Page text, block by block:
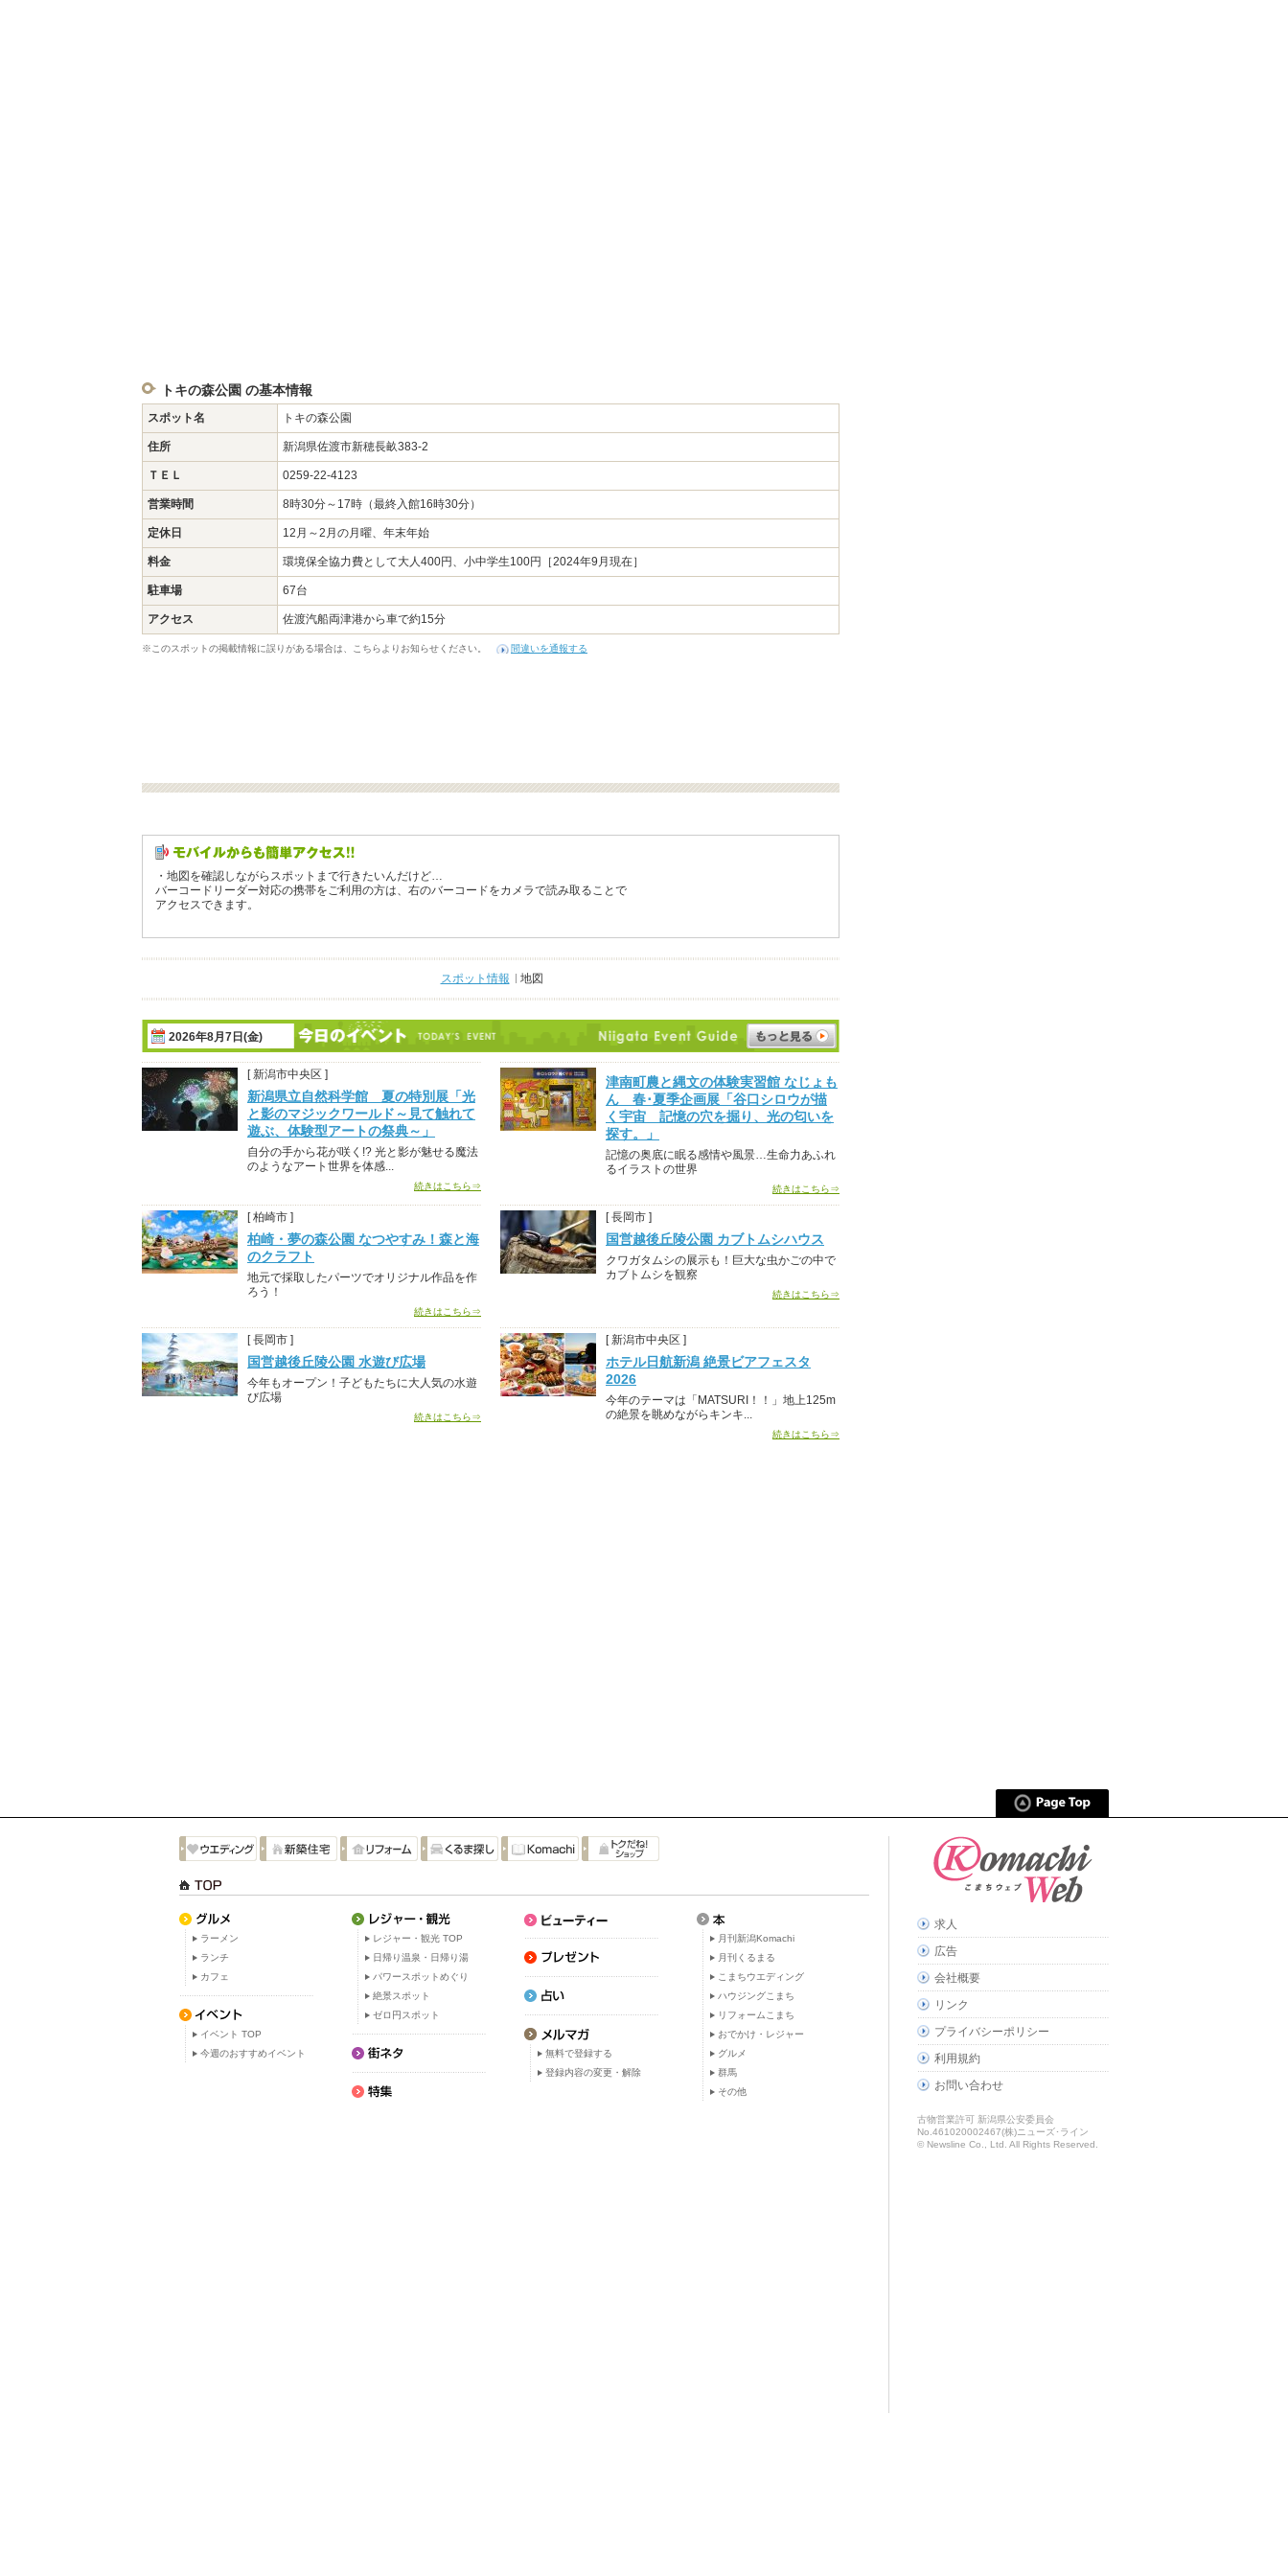
トキの森公園 の基本情報
スポット名 トキの森公園
住所 新潟県佐渡市新穂長畝383-2
ＴＥＬ 0259-22-4123
営業時間 8時30分～17時（最終入館16時30分）
定休日 12月～2月の月曜、年末年始
料金 環境保全協力費として大人400円、小中学生100円［2024年9月現在］
駐車場 67台
アクセス 佐渡汽船両津港から車で約15分
※このスポットの掲載情報に誤りがある場合は、こちらよりお知らせください。 間違いを通報する
・地図を確認しながらスポットまで行きたいんだけど…
バーコードリーダー対応の携帯をご利用の方は、右のバーコードをカメラで読み取ることで
アクセスできます。
スポット情報 地図
2026年8月7日(金)
[ 新潟市中央区 ]
新潟県立自然科学館 夏の特別展「光
と影のマジックワールド～見て触れて
遊ぶ、体験型アートの祭典～」
自分の手から花が咲く!? 光と影が魅せる魔法
のようなアート世界を体感...
続きはこちら⇒
津南町農と縄文の体験実習館 なじょも
ん 春･夏季企画展「谷口シロウが描
く宇宙 記憶の穴を掘り、光の匂いを
探す。」
記憶の奥底に眠る感情や風景…生命力あふれ
るイラストの世界
続きはこちら⇒
[ 柏崎市 ]
柏崎・夢の森公園 なつやすみ！森と海
のクラフト
地元で採取したパーツでオリジナル作品を作
ろう！
続きはこちら⇒
[ 長岡市 ]
国営越後丘陵公園 カブトムシハウス
クワガタムシの展示も！巨大な虫かごの中で
カブトムシを観察
続きはこちら⇒
[ 長岡市 ]
国営越後丘陵公園 水遊び広場
今年もオープン！子どもたちに大人気の水遊
び広場
続きはこちら⇒
[ 新潟市中央区 ]
ホテル日航新潟 絶景ビアフェスタ
2026
今年のテーマは「MATSURI！！」地上125m
の絶景を眺めながらキンキ...
続きはこちら⇒
ラーメン
ランチ
カフェ
イベント TOP
今週のおすすめイベント
レジャー・観光 TOP
日帰り温泉・日帰り湯
パワースポットめぐり
絶景スポット
ゼロ円スポット
無料で登録する
登録内容の変更・解除
月刊新潟Komachi
月刊くるまる
こまちウエディング
ハウジングこまち
リフォームこまち
おでかけ・レジャー
グルメ
群馬
その他
求人
広告
会社概要
リンク
プライバシーポリシー
利用規約
お問い合わせ
古物営業許可 新潟県公安委員会
No.461020002467(株)ニューズ･ライン
© Newsline Co., Ltd. All Rights Reserved.